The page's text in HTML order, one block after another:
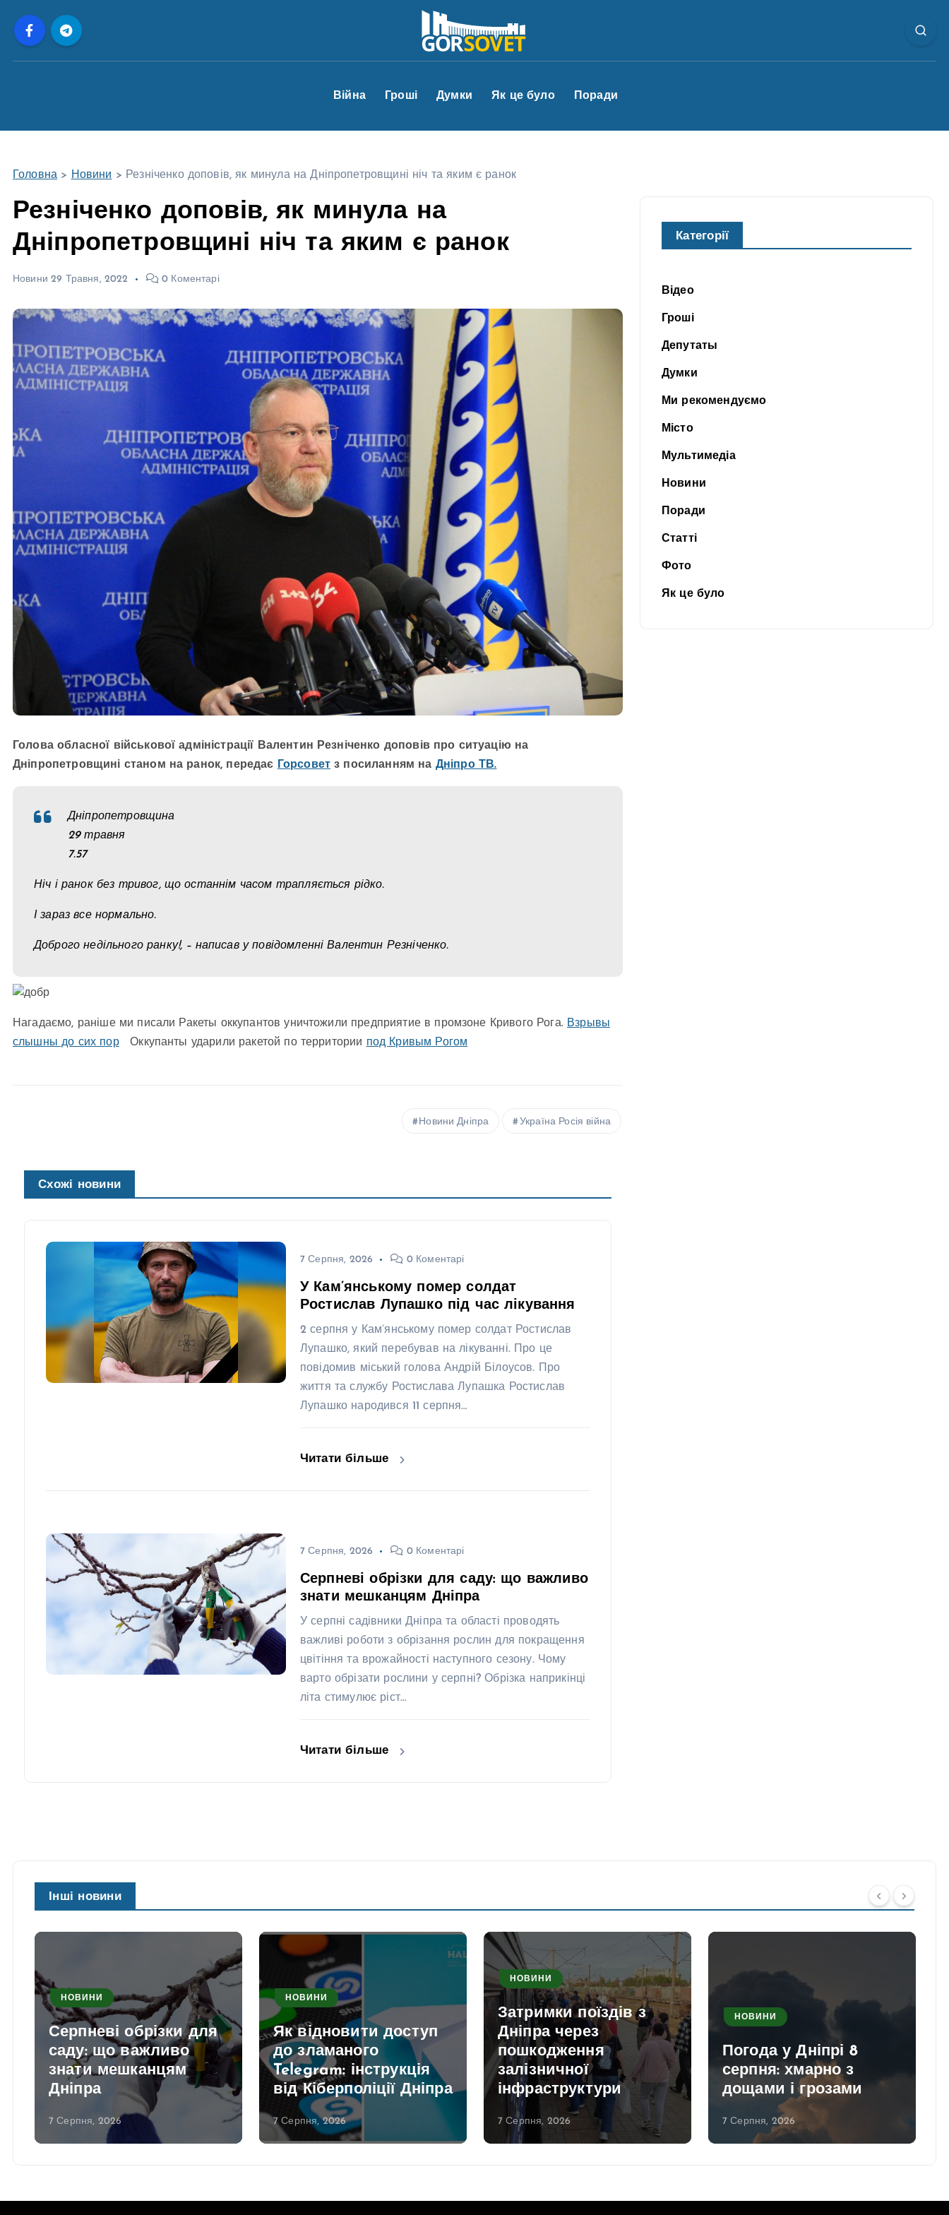
Війна Гроші Думки Як це було Поради
Головна > Новини > Резніченко доповів, як минула на Дніпропетровщині ніч та яким є ранок
Резніченко доповів, як минула на
Дніпропетровщині ніч та яким є ранок
Новини 29 Травня, 2022 0 Коментарі
Голова обласної військової адміністрації Валентин Резніченко доповів про ситуацію на
Дніпропетровщині станом на ранок, передає
Горсовет з посиланням на Дніпро ТВ.
Дніпропетровщина
29 травня
7.57
Ніч і ранок без тривог, що останнім часом трапляється рідко.
І зараз все нормально.
Доброго недільного ранку!, – написав у повідомленні Валентин Резніченко.
Нагадаємо, раніше ми писали Ракеты оккупантов уничтожили предприятие в промзоне Кривого Рога. Взрывы
слышны до сих порОккупанты ударили ракетой по территории под Кривым Рогом
Новини Дніпра Україна Росія війна
Схожі новини
7 Серпня, 2026 0 Коментарі
У Кам’янському помер солдат
Ростислав Лупашко під час лікування
2 серпня у Кам’янському помер солдат Ростислав
Лупашко, який перебував на лікуванні. Про це
повідомив міський голова Андрій Білоусов. Про
життя та службу Ростислава Лупашка Ростислав
Лупашко народився 11 серпня…
Читати більше
7 Серпня, 2026 0 Коментарі
Серпневі обрізки для саду: що важливо
знати мешканцям Дніпра
У серпні садівники Дніпра та області проводять
важливі роботи з обрізання рослин для покращення
цвітіння та врожайності наступного сезону. Чому
варто обрізати рослини у серпні? Обрізка наприкінці
літа стимулює ріст…
Читати більше
Категорії
Відео
Гроші
Депутаты
Думки
Ми рекомендуємо
Місто
Мультимедіа
Новини
Поради
Статті
Фото
Як це було
Інші новини
НОВИНИ
Серпневі обрізки для
саду: що важливо
знати мешканцям
Дніпра
7 Серпня, 2026
НОВИНИ
Як відновити доступ
до зламаного
Telegram: інструкція
від Кіберполіції Дніпра
7 Серпня, 2026
НОВИНИ
Затримки поїздів з
Дніпра через
пошкодження
залізничної
інфраструктури
7 Серпня, 2026
НОВИНИ
Погода у Дніпрі 8
серпня: хмарно з
дощами і грозами
7 Серпня, 2026